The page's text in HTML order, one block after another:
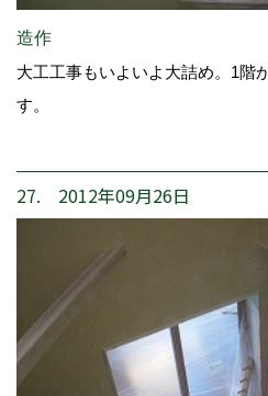
造作
大工工事もいよいよ大詰め。1階
す。
27. 2012年09月26日